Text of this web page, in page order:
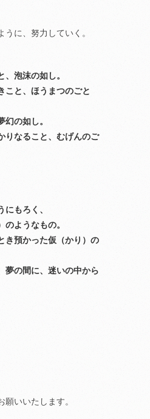
に、努力していく。
、泡沫の如し。
こと、ほうまつのごと
の如し。
りなること、むげんのご
にもろく、
ようなもの。
き預かった仮（かり）の
夢の間に、迷いの中から
願いいたします。